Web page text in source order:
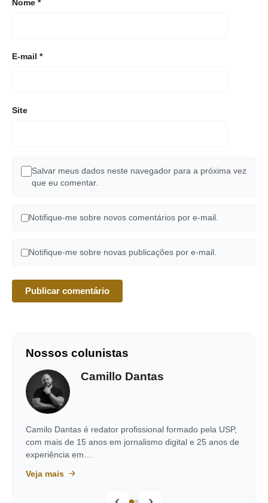
Nome *
E-mail *
Site
Salvar meus dados neste navegador para a próxima vez
que eu comentar.
Notifique-me sobre novos comentários por e-mail.
Notifique-me sobre novas publicações por e-mail.
Nossos colunistas
Camillo Dantas
Camilo Dantas é redator profissional formado pela USP,
com mais de 15 anos em jornalismo digital e 25 anos de
experiência em…
Veja mais